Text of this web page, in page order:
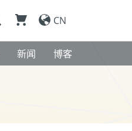
CN
博客
新闻